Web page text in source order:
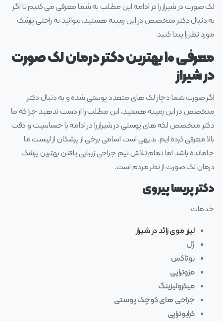
لک صورت در شیراز را در ادامه این مطلب به شما معرفی می کنیم تا اگر
به دنبال دکتر متخصص در این زمینه هستید، بتوانید به راحتی پزشک
مورد نظر را پیدا کنید.
معرفی ۱۰ بهترین دکتر درمان لک صورت
در شیراز
اگر صورت شما دچار لک های متعدد پوستی شده و به دنبال دکتر
متخصص در این زمینه هستید، این مطلب را از دست ندهید چرا که ما
دکتر متخصص لکه های پوستی در شیراز را در ادامه با حساسیت و دقت
بالا معرفی کرده ایم. بدیهی است اسامی برخی از پزشکان از لیست ما
جامانده باشد اما تمام تلاش تیم جراحی زیبایی یافتن بهترین پزشک
درمان لک صورت از نظر مردم است.
دکتر پریسا پیروی
خدمات:
لیزر موی زائد در شیراز
ژل
بوتاکس
مزوتراپی
میکرولیزینگ
جراحی های کوچک پوستی
کرایوتراپی